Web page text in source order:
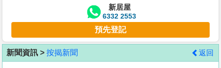
客
地
新居屋
6332 2553
預先登記
新聞資訊 > 按揭新聞 返回